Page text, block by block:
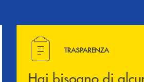
Hai bisogno di alcuni
TRASPARENZA
Hai bisogno di